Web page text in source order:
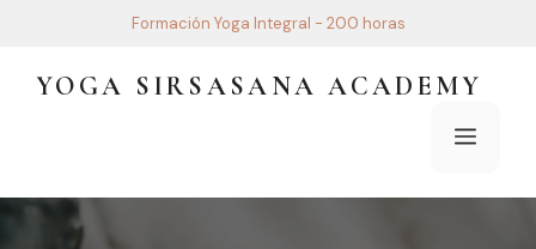
Formación Yoga Integral - 200 horas
YOGA SIRSASANA ACADEMY
Menú